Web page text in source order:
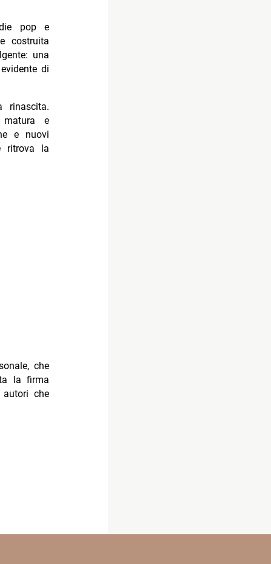
pop e
costruita
una
di
e
e nuovi
ritrova la
che
la firma
autori che